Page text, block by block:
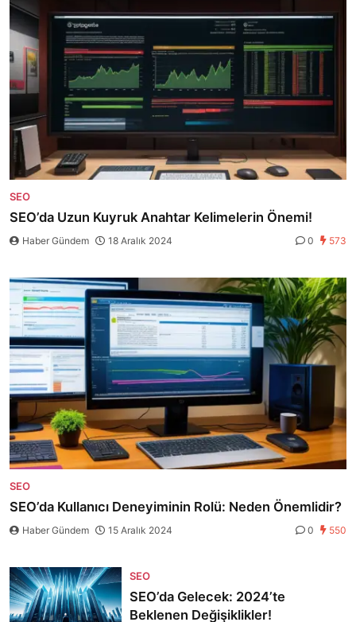
SEO
SEO’da Uzun Kuyruk Anahtar Kelimelerin Önemi!
Haber Gündem 18 Aralık 2024 0 573
SEO
SEO’da Kullanıcı Deneyiminin Rolü: Neden Önemlidir?
Haber Gündem 15 Aralık 2024 0 550
SEO
SEO’da Gelecek: 2024’te
Beklenen Değişiklikler!